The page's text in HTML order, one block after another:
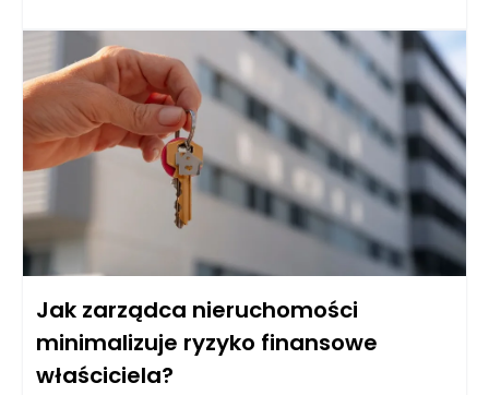
sytuacji konfliktowych, nieporozumień czy nawet postępowań
sądowych. Zarządcy nieruchomości, z drugiej strony,
posiadają nie tylko doświadczenie, ale również zestaw
narzędzi, które sprawiają, że potrafią skuteczniej rozwiązywać
problemy, co czyni ich bardziej efektywnymi w trudnych
sytuacjach związanych z najemcami.
Jak zarządca nieruchomości
minimalizuje ryzyko finansowe
właściciela?